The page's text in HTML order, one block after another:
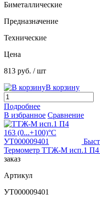
Биметаллические
Предназначение
Технические
Цена
813 руб. / шт
В корзину
Подробнее
В избранное Сравнение
Термометр ТТЖ-М исп.1 П4
заказ
Артикул
УТ000009401